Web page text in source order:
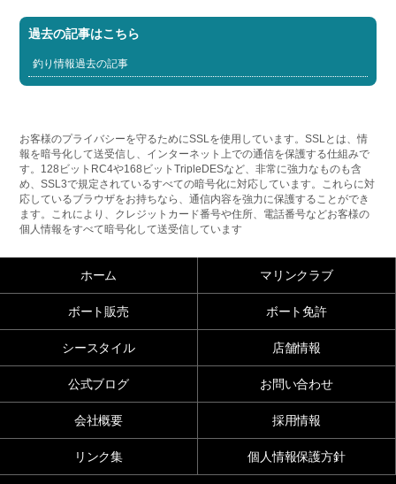
過去の記事はこちら
釣り情報過去の記事
お客様のプライバシーを守るためにSSLを使用しています。SSLとは、情
報を暗号化して送受信し、インターネット上での通信を保護する仕組みで
す。128ビットRC4や168ビットTripleDESなど、非常に強力なものも含
め、SSL3で規定されているすべての暗号化に対応しています。これらに対
応しているブラウザをお持ちなら、通信内容を強力に保護することができ
ます。これにより、クレジットカード番号や住所、電話番号などお客様の
個人情報をすべて暗号化して送受信しています
ホーム マリンクラブ
ボート販売 ボート免許
シースタイル 店舗情報
公式ブログ お問い合わせ
会社概要 採用情報
リンク集 個人情報保護方針